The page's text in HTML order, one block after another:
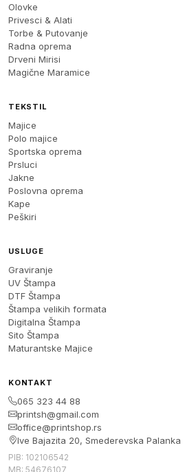
Olovke
Privesci & Alati
Torbe & Putovanje
Radna oprema
Drveni Mirisi
Magične Maramice
TEKSTIL
Majice
Polo majice
Sportska oprema
Prsluci
Jakne
Poslovna oprema
Kape
Peškiri
USLUGE
Graviranje
UV Štampa
DTF Štampa
Štampa velikih formata
Digitalna Štampa
Sito Štampa
Maturantske Majice
KONTAKT
065 323 44 88
printsh@gmail.com
office@printshop.rs
Ive Bajazita 20, Smederevska Palanka
PIB: 102106542
MB: 54676107